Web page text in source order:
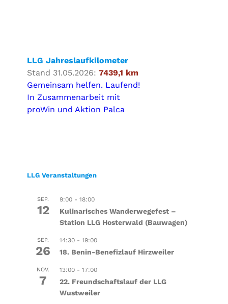
LLG Jahreslaufkilometer
Stand 31.05.2026: 7439,1 km
Gemeinsam helfen. Laufend!
In Zusammenarbeit mit
proWin und Aktion Palca
LLG Veranstaltungen
SEP.
12
9:00- 18:00
Kulinarisches Wanderwegefest –
Station LLG Hosterwald (Bauwagen)
SEP.
26
14:30- 19:00
18. Benin-Benefizlauf Hirzweiler
NOV.
7
13:00- 17:00
22. Freundschaftslauf der LLG
Wustweiler